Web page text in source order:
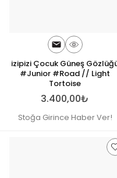
izipizi Çocuk Güneş
#Junior #Road // Light
Tortoise
3.400,00₺
Stoğa Girince Haber Ver!